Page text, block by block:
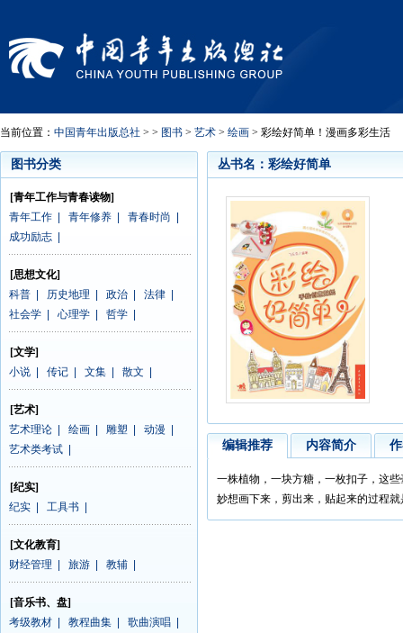
当前位置： 中国青年出版总社 > > 图书 > 艺术 > 绘画 > 彩绘好简单！漫画多彩生活
图书分类
[青年工作与青春读物]
青年工作
青年修养 青春时尚
成功励志
[思想文化]
科普
历史地理 政治 法律
社会学
心理学 哲学
[文学]
小说
传记 文集 散文
[艺术]
艺术理论
绘画 雕塑 动漫
艺术类考试
[纪实]
纪实
工具书
[文化教育]
财经管理
旅游 教辅
[音乐书、盘]
考级教材
教程曲集 歌曲演唱
丛书名：彩绘好简单
编辑推荐 内容简介
一株植物，一块方糖，一枚扣子，这
妙想画下来，剪出来，贴起来的过程